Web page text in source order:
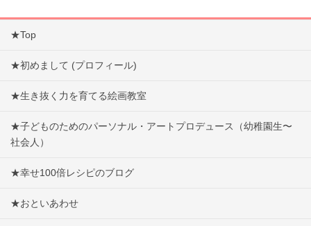
★Top
★初めまして (プロフィール)
★生き抜く力を育てる絵画教室
★子どものためのパーソナル・アートプロデュース（幼稚園生〜
社会人）
★幸せ100倍レシピのブログ
★おといあわせ